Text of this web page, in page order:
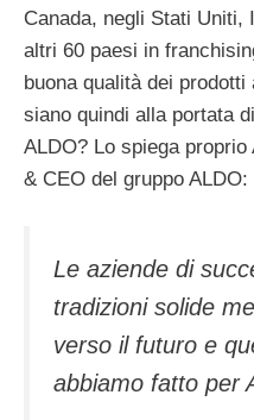
Canada, negli Stati Uniti,
altri 60 paesi in
buona qualità dei
siano quindi alla portata
ALDO? Lo spiega
& CEO del gruppo ALDO:
Le aziende di
tradizioni solide
verso il futuro e
abbiamo fatto per